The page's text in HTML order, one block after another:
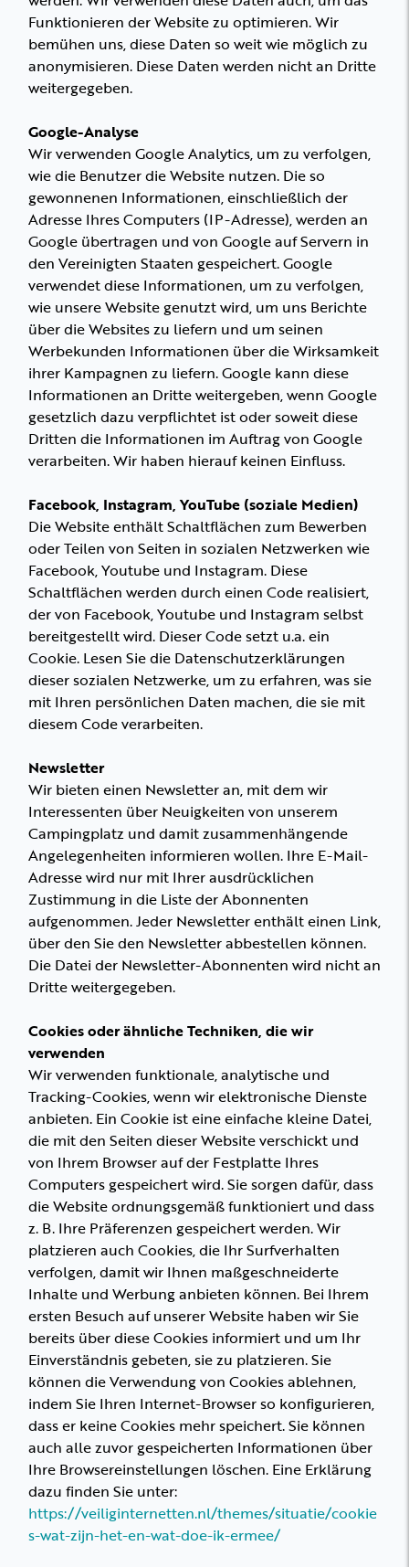
Funktionieren der Website zu optimieren. Wir
bemühen uns, diese Daten so weit wie möglich zu
anonymisieren. Diese Daten werden nicht an Dritte
weitergegeben.
Google-Analyse
Wir verwenden Google Analytics, um zu verfolgen,
wie die Benutzer die Website nutzen. Die so
gewonnenen Informationen, einschließlich der
Adresse Ihres Computers (IP-Adresse), werden an
Google übertragen und von Google auf Servern in
den Vereinigten Staaten gespeichert. Google
verwendet diese Informationen, um zu verfolgen,
wie unsere Website genutzt wird, um uns Berichte
über die Websites zu liefern und um seinen
Werbekunden Informationen über die Wirksamkeit
ihrer Kampagnen zu liefern. Google kann diese
Informationen an Dritte weitergeben, wenn Google
gesetzlich dazu verpflichtet ist oder soweit diese
Dritten die Informationen im Auftrag von Google
verarbeiten. Wir haben hierauf keinen Einfluss.
Facebook, Instagram, YouTube (soziale Medien)
Die Website enthält Schaltflächen zum Bewerben
oder Teilen von Seiten in sozialen Netzwerken wie
Facebook, Youtube und Instagram. Diese
Schaltflächen werden durch einen Code realisiert,
der von Facebook, Youtube und Instagram selbst
bereitgestellt wird. Dieser Code setzt u.a. ein
Cookie. Lesen Sie die Datenschutzerklärungen
dieser sozialen Netzwerke, um zu erfahren, was sie
mit Ihren persönlichen Daten machen, die sie mit
diesem Code verarbeiten.
Newsletter
Wir bieten einen Newsletter an, mit dem wir
Interessenten über Neuigkeiten von unserem
Campingplatz und damit zusammenhängende
Angelegenheiten informieren wollen. Ihre E-Mail-
Adresse wird nur mit Ihrer ausdrücklichen
Zustimmung in die Liste der Abonnenten
aufgenommen. Jeder Newsletter enthält einen Link,
über den Sie den Newsletter abbestellen können.
Die Datei der Newsletter-Abonnenten wird nicht an
Dritte weitergegeben.
Cookies oder ähnliche Techniken, die wir
verwenden
Wir verwenden funktionale, analytische und
Tracking-Cookies, wenn wir elektronische Dienste
anbieten. Ein Cookie ist eine einfache kleine Datei,
die mit den Seiten dieser Website verschickt und
von Ihrem Browser auf der Festplatte Ihres
Computers gespeichert wird. Sie sorgen dafür, dass
die Website ordnungsgemäß funktioniert und dass
z. B. Ihre Präferenzen gespeichert werden. Wir
platzieren auch Cookies, die Ihr Surfverhalten
verfolgen, damit wir Ihnen maßgeschneiderte
Inhalte und Werbung anbieten können. Bei Ihrem
ersten Besuch auf unserer Website haben wir Sie
bereits über diese Cookies informiert und um Ihr
Einverständnis gebeten, sie zu platzieren. Sie
können die Verwendung von Cookies ablehnen,
indem Sie Ihren Internet-Browser so konfigurieren,
dass er keine Cookies mehr speichert. Sie können
auch alle zuvor gespeicherten Informationen über
Ihre Browsereinstellungen löschen. Eine Erklärung
dazu finden Sie unter:
https://veiliginternetten.nl/themes/situatie/cookie
s-wat-zijn-het-en-wat-doe-ik-ermee/